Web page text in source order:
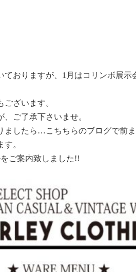
ておりますが、1月はコリンボ展
ざいます。
ご了承下さいませ。
ましたら…こちちらのブログで前
。
ご案内致しました!!